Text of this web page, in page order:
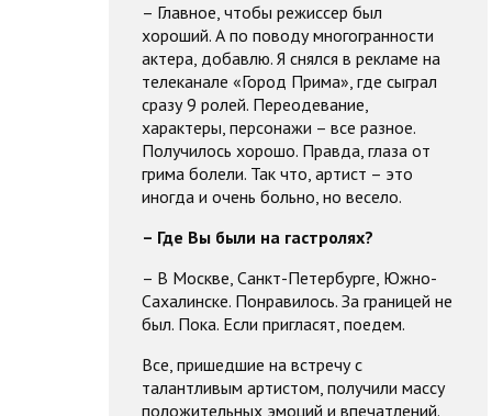
– Главное, чтобы режиссер был
хороший. А по поводу многогранности
актера, добавлю. Я снялся в рекламе на
телеканале «Город Прима», где сыграл
сразу 9 ролей. Переодевание,
характеры, персонажи – все разное.
Получилось хорошо. Правда, глаза от
грима болели. Так что, артист – это
иногда и очень больно, но весело.
– Где Вы были на гастролях?
– В Москве, Санкт-Петербурге, Южно-
Сахалинске. Понравилось. За границей не
был. Пока. Если пригласят, поедем.
Все, пришедшие на встречу с
талантливым артистом, получили массу
положительных эмоций и впечатлений.